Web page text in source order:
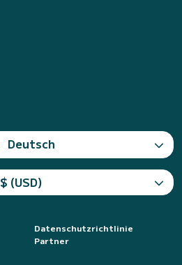
Deutsch
$ (USD)
Datenschutzrichtlinie
Partner